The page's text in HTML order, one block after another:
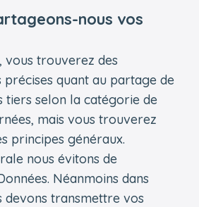
nous vos
vous trouverez des
quant au partage de
tiers selon la catégorie de
mais vous trouverez
principes généraux.
nous évitons de
Néanmoins dans
devons transmettre vos